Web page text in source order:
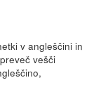
v angleščini in
vešči